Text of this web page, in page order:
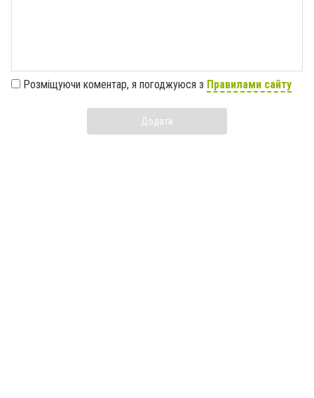
Розміщуючи коментар, я погоджуюся з Правилами сайту
Додати